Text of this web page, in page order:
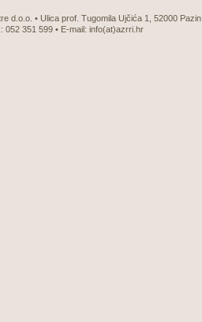
d.o.o. • Ulica prof. Tugomila Ujčića 1, 52000 Pazin
052 351 599 • E-mail: info(at)azrri.hr